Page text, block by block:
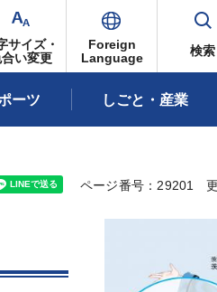
サイズ・
い変更
Foreign
Language
検索
ーツ しごと・産業
ページ番号：29201